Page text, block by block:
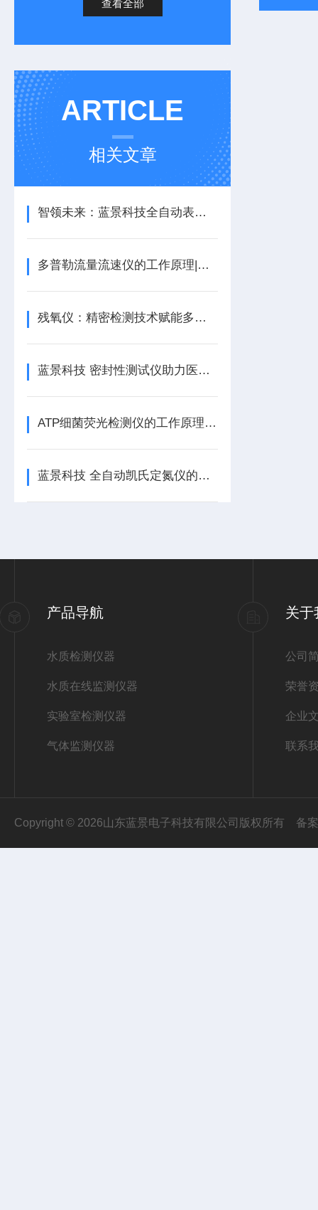
查看全部
ARTICLE
相关文章
智领未来：蓝景科技全自动表界面张力仪
多普勒流量流速仪的工作原理|蓝景科技
残氧仪：精密检测技术赋能多行业质量管控的核心利器/山东蓝景
蓝景科技 密封性测试仪助力医疗器械行业合规发展
ATP细菌荧光检测仪的工作原理 蓝景
蓝景科技 全自动凯氏定氮仪的设计创新与技术突破
产品导航
水质检测仪器
水质在线监测仪器
实验室检测仪器
气体监测仪器
关于
公司
荣誉
企业
联系
Copyright © 2026山东蓝景电子科技有限公司版权所有 备